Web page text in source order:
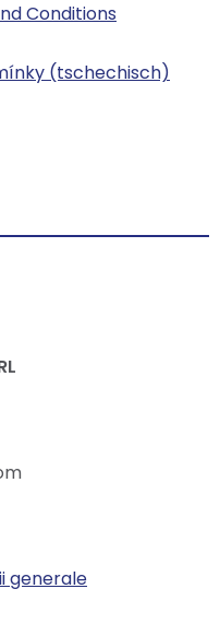
Conditions
(tschechisch)
generale